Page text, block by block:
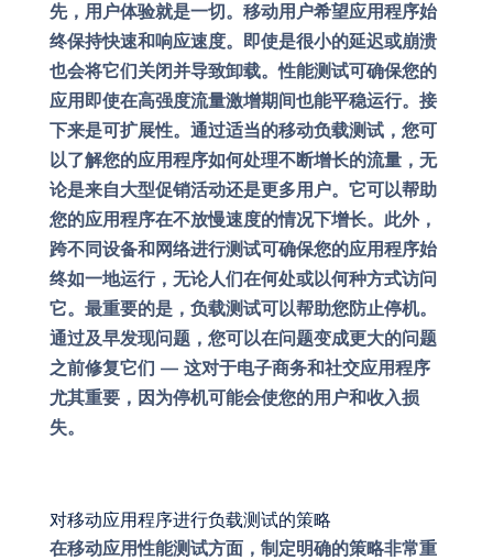
先，用户体验就是一切。移动用户希望应用程序始
终保持快速和响应速度。即使是很小的延迟或崩溃
也会将它们关闭并导致卸载。性能测试可确保您的
应用即使在高强度流量激增期间也能平稳运行。接
下来是可扩展性。通过适当的移动负载测试，您可
以了解您的应用程序如何处理不断增长的流量，无
论是来自大型促销活动还是更多用户。它可以帮助
您的应用程序在不放慢速度的情况下增长。此外，
跨不同设备和网络进行测试可确保您的应用程序始
终如一地运行，无论人们在何处或以何种方式访问
它。最重要的是，负载测试可以帮助您防止停机。
通过及早发现问题，您可以在问题变成更大的问题
之前修复它们 — 这对于电子商务和社交应用程序
尤其重要，因为停机可能会使您的用户和收入损
失。
对移动应用程序进行负载测试的策略
在移动应用性能测试方面，制定明确的策略非常重